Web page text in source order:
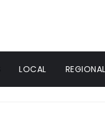
LOCAL REGIONAL